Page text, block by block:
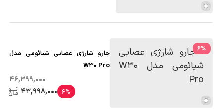
%
6
جارو شارژی عصایی شیائومی مدل
W30 Pro
46,399,000
6%
43,998,000